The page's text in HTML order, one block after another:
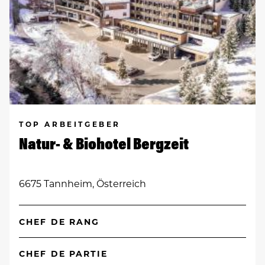
TOP ARBEITGEBER
Natur- & Biohotel Bergzeit
6675 Tannheim, Österreich
CHEF DE RANG
CHEF DE PARTIE